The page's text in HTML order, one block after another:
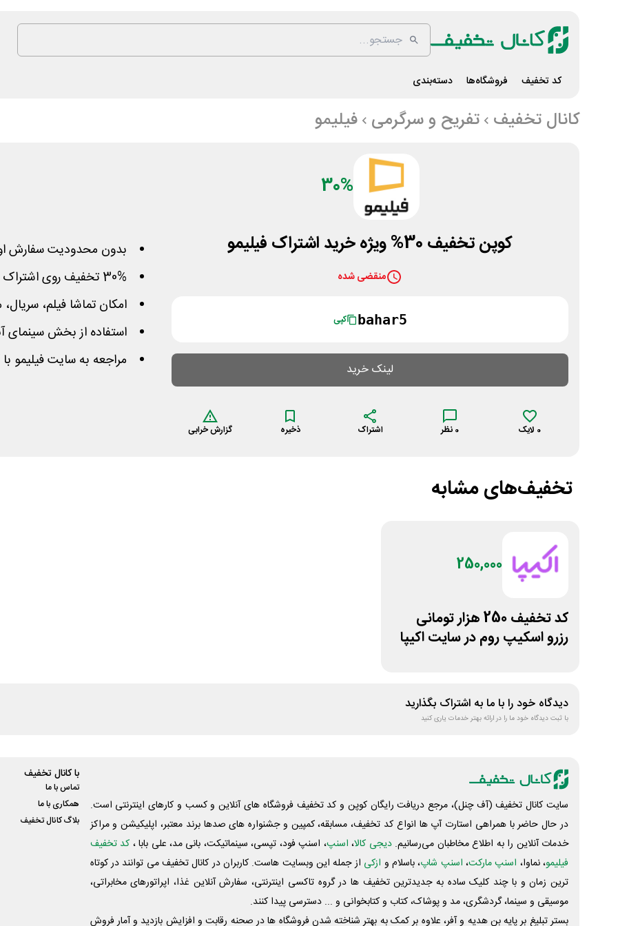
کد تخفیف فروشگاه‌ها دسته‌بندی
کانال تخفیف تفریح و سرگرمی فیلیمو
30%
کوپن تخفیف 30% ویژه خرید اشتراک فیلیمو
منقضی شده
bahar5 کپی
لینک خرید
0 لایک 0 نظر اشتراک ذخیره گزارش خرابی
بدون محدودیت سفارش
30% تخفیف روی اشتراک 1 و 6 ماهه و 50% سه ماهه
امکان تماشا فیلم،
استفاده از بخش سینمای
مراجعه به سایت فیلیمو
تخفیف‌های مشابه
250,000
کد تخفیف 250 هزار تومانی
رزرو اسکیپ روم در سایت اکیپا
دیدگاه خود را با ما به اشتراک بگذارید
با ثبت دیدگاه خود ما را در ارائه بهتر خدمات یاری کنید
سایت کانال تخفیف (آف چنل)، مرجع دریافت رایگان کوپن و کد تخفیف فروشگاه های آنلاین و کسب و‌ کارهای اینترنتی است.
در حال حاضر با همراهی استارت آپ ها انواع کد تخفیف، مسابقه، کمپین و جشنواره های صدها برند معتبر، اپلیکیشن و مراکز
خدمات آنلاین را به اطلاع مخاطبان می‌رسانیم. دیجی کالا، اسنپ، اسنپ فود، تپسی، سینماتیکت، بانی مد، علی‌ بابا ، کد تخفیف
فیلیمو، نماوا، اسنپ مارکت، اسنپ شاپ، باسلام و ازکی از جمله این وبسایت ‌هاست. کاربران در کانال تخفیف می توانند در کوتاه
ترین زمان و با چند کلیک ساده به جدیدترین تخفیف ها در گروه تاکسی اینترنتی، سفارش آنلاین غذا، اپراتورهای مخابراتی،
موسیقی و سینما، گردشگری، مد و پوشاک، کتاب و کتابخوانی و ... دسترسی پیدا کنند.
بستر تبلیغ بر پایه بن هدیه و آفر، علاوه بر کمک به بهتر شناخته شدن فروشگاه ها در صحنه رقابت و افزایش بازدید و آمار فروش
با کانال تخفیف
تماس با ما
همکاری با ما
بلاگ کانال تخفیف